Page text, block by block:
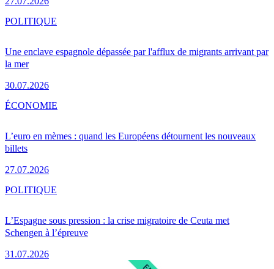
Une enclave espagnole dépassée par l'afflux de migrants arrivant par
la mer
30.07.2026
POLITIQUE
L’euro en mèmes : quand les Européens détournent les nouveaux
billets
27.07.2026
ÉCONOMIE
L’Espagne sous pression : la crise migratoire de Ceuta met
Schengen à l’épreuve
31.07.2026
POLITIQUE